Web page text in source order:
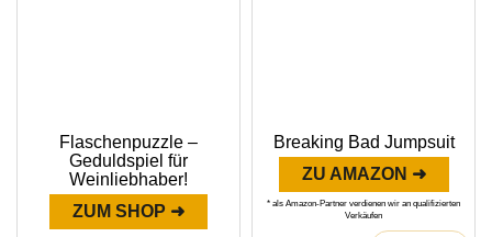
Flaschenpuzzle –
Geduldspiel für
Weinliebhaber!
ZUM SHOP ➜
Breaking Bad Jumpsuit
ZU AMAZON ➜
* als Amazon-Partner verdienen wir an qualifizierten
Verkäufen